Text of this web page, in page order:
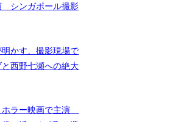
シンガポール撮影
かす、撮影現場で
西野七瀬への絶大
ホラー映画で主演